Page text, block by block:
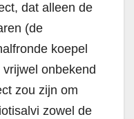
dat alleen de
(de
koepel
onbekend
zou zijn om
zowel de